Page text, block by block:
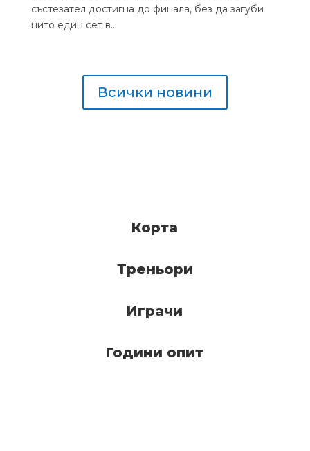
състезател достигна до финала, без да загуби
нито един сет в...
Всички новини
Корта
Треньори
Играчи
Години опит